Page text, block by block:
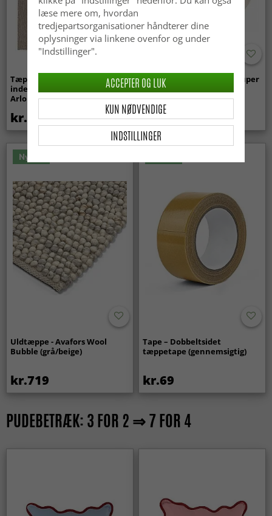
Tæpper til
indendørs/udendørs brug -
Arlo (beige)
kr.439
Runde tæpper - Aranga Super
Soft Fur (beige)
kr.259
Nyhed
Uldtæppe - Avafors Wool
Bubble (grå/beige)
kr.719
Tape – Dobbeltsidet
tæppetape (gennemsigtig)
kr.69
PUDEBETRÆK: 3 FOR 2 ⇒ 7 FOR 4
læse mere om, hvordan
tredjepartsorganisationer håndterer dine
oplysninger via linkene ovenfor og under
"Indstillinger".
INDSTILLINGER
KUN NØDVENDIGE
ACCEPTER OG LUK